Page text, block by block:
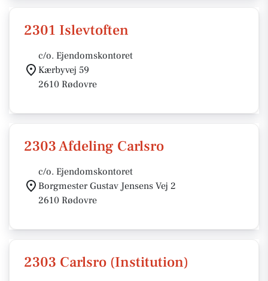
2301 Islevtoften
c/o. Ejendomskontoret
Kærbyvej 59
2610 Rødovre
2303 Afdeling Carlsro
c/o. Ejendomskontoret
Borgmester Gustav Jensens Vej 2
2610 Rødovre
2303 Carlsro (Institution)